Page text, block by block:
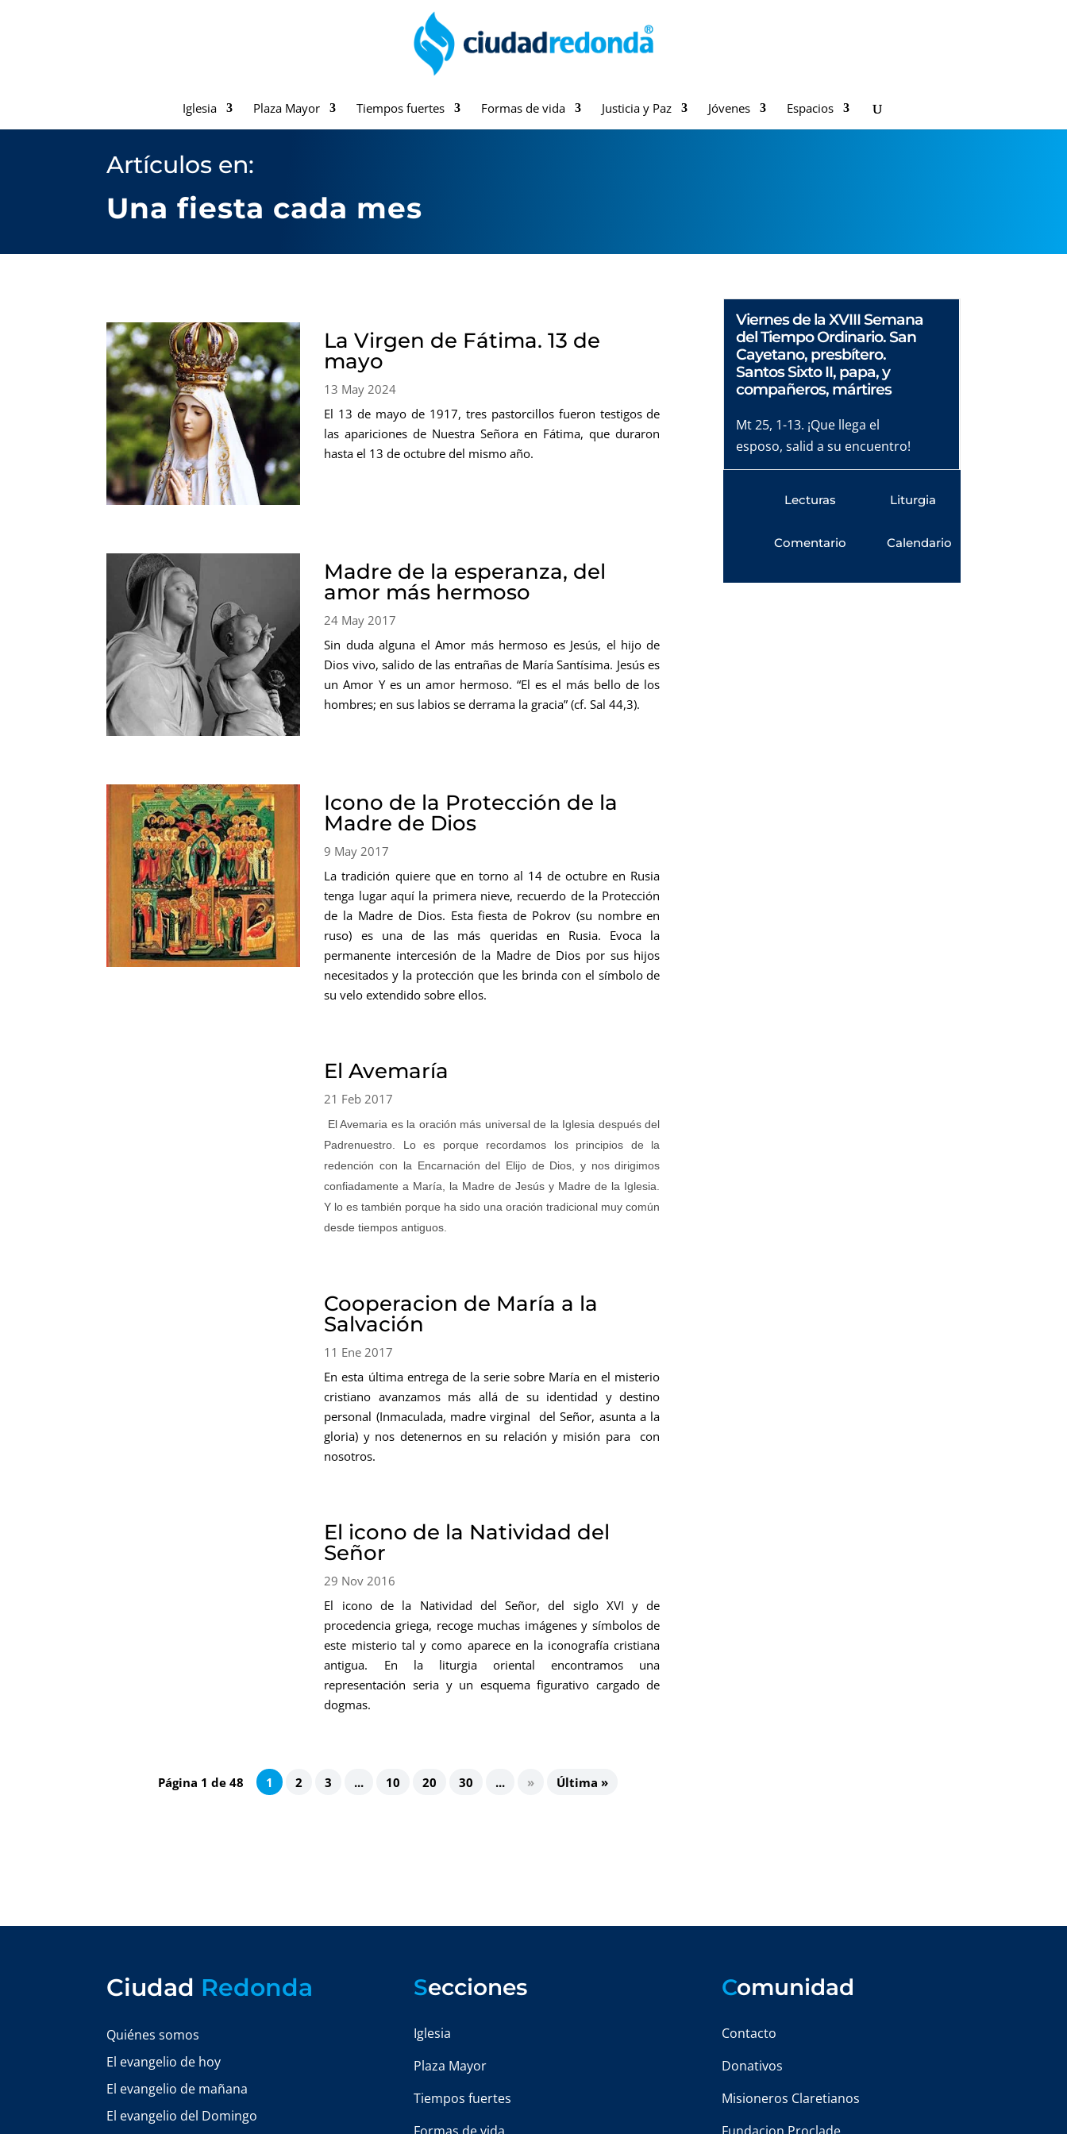
Iglesia Plaza Mayor Tiempos fuertes Formas de vida Justicia y Paz Jóvenes Espacios
Artículos en:
Una fiesta cada mes
La Virgen de Fátima. 13 de
mayo
13 May 2024
El 13 de mayo de 1917, tres pastorcillos fueron testigos de
las apariciones de Nuestra Señora en Fátima, que duraron
hasta el 13 de octubre del mismo año.
Madre de la esperanza, del
amor más hermoso
24 May 2017
Sin duda alguna el Amor más hermoso es Jesús, el hijo de
Dios vivo, salido de las entrañas de María Santísima. Jesús es
un Amor Y es un amor hermoso. “El es el más bello de los
hombres; en sus labios se derrama la gracia” (cf. Sal 44,3).
Icono de la Protección de la
Madre de Dios
9 May 2017
La tradición quiere que en torno al 14 de octubre en Rusia
tenga lugar aquí la primera nieve, recuerdo de la Protección
de la Madre de Dios. Esta fiesta de Pokrov (su nombre en
ruso) es una de las más queridas en Rusia. Evoca la
permanente intercesión de la Madre de Dios por sus hijos
necesitados y la protección que les brinda con el símbolo de
su velo extendido sobre ellos.
El Avemaría
21 Feb 2017
El Avemaria es la oración más uni­versal de la Iglesia después del
Padre­nuestro. Lo es porque recordamos los principios de la
redención con la Encar­nación del Elijo de Dios, y nos dirigimos
confiadamente a María, la Madre de Jesús y Madre de la Iglesia.
Y lo es también por­que ha sido una oración tradicional muy común
desde tiempos antiguos.
Cooperacion de María a la
Salvación
11 Ene 2017
En esta última entrega de la serie sobre María en el misterio
cristiano avanzamos más allá de su identidad y destino
personal (Inmaculada, madre virginal del Señor, asunta a la
gloria) y nos detenernos en su relación y misión para con
nosotros.
El icono de la Natividad del
Señor
29 Nov 2016
El icono de la Natividad del Señor, del siglo XVI y de
procedencia griega, recoge muchas imágenes y símbolos de
este misterio tal y como aparece en la iconografía cristiana
antigua. En la liturgia oriental encontramos una
representación seria y un esquema figurativo cargado de
dogmas.
Página 1 de 48 1 2 3 ... 10 20 30 ... » Última »
Viernes de la XVIII Semana
del Tiempo Ordinario. San
Cayetano, presbítero.
Santos Sixto II, papa, y
compañeros, mártires
Mt 25, 1-13. ¡Que llega el
esposo, salid a su encuentro!
Lecturas
Comentario
Liturgia
Calendario
Ciudad Redonda
Quiénes somos
El evangelio de hoy
El evangelio de mañana
El evangelio del Domingo
Secciones
Iglesia
Plaza Mayor
Tiempos fuertes
Comunidad
Contacto
Donativos
Misioneros Claretianos